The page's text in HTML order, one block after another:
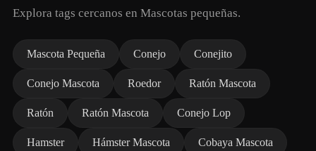
Explora tags cercanos en Mascotas pequeñas.
Mascota Pequeña Conejo Conejito
Conejo Mascota Roedor Ratón Mascota
Ratón Ratón Mascota Conejo Lop
Hamster Hámster Mascota Cobaya Mascota